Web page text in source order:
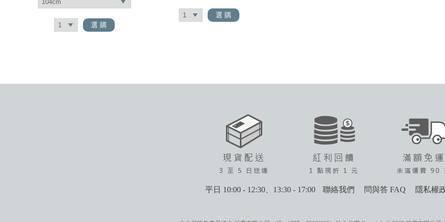
選 購
選 購
平日 10:00 - 12:30、13:30 - 17:00 聯絡我們 問與答 FAQ 隱私權